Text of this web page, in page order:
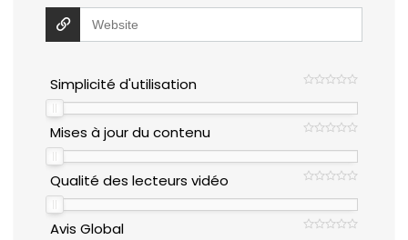
Simplicité d'utilisation
Mises à jour du contenu
Qualité des lecteurs vidéo
Avis Global